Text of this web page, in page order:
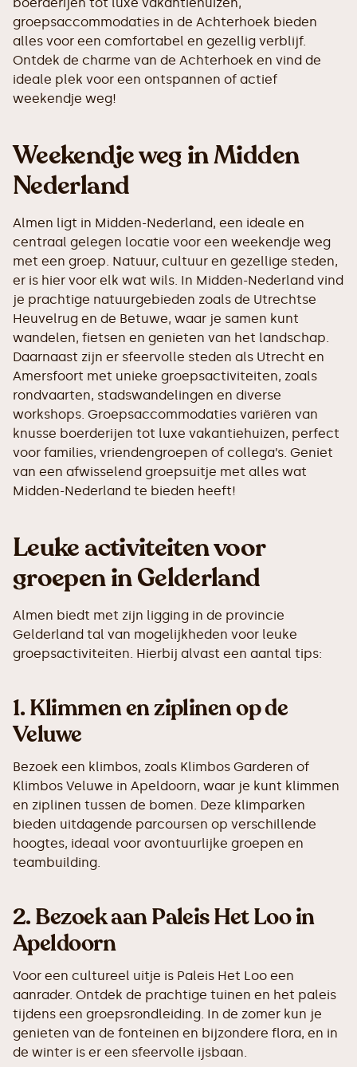
boerderijen tot luxe vakantiehuizen,
groepsaccommodaties in de Achterhoek bieden
alles voor een comfortabel en gezellig verblijf.
Ontdek de charme van de Achterhoek en vind de
ideale plek voor een ontspannen of actief
weekendje weg!
Weekendje weg in Midden
Nederland
Almen ligt in Midden-Nederland, een ideale en
centraal gelegen locatie voor een weekendje weg
met een groep. Natuur, cultuur en gezellige steden,
er is hier voor elk wat wils. In Midden-Nederland vind
je prachtige natuurgebieden zoals de Utrechtse
Heuvelrug en de Betuwe, waar je samen kunt
wandelen, fietsen en genieten van het landschap.
Daarnaast zijn er sfeervolle steden als Utrecht en
Amersfoort met unieke groepsactiviteiten, zoals
rondvaarten, stadswandelingen en diverse
workshops. Groepsaccommodaties variëren van
knusse boerderijen tot luxe vakantiehuizen, perfect
voor families, vriendengroepen of collega’s. Geniet
van een afwisselend groepsuitje met alles wat
Midden-Nederland te bieden heeft!
Leuke activiteiten voor
groepen in Gelderland
Almen biedt met zijn ligging in de provincie
Gelderland tal van mogelijkheden voor leuke
groepsactiviteiten. Hierbij alvast een aantal tips:
1.Klimmen en ziplinen op de
Veluwe
Bezoek een klimbos, zoals Klimbos Garderen of
Klimbos Veluwe in Apeldoorn, waar je kunt klimmen
en ziplinen tussen de bomen. Deze klimparken
bieden uitdagende parcoursen op verschillende
hoogtes, ideaal voor avontuurlijke groepen en
teambuilding.
2.Bezoek aan Paleis Het Loo in
Apeldoorn
Voor een cultureel uitje is Paleis Het Loo een
aanrader. Ontdek de prachtige tuinen en het paleis
tijdens een groepsrondleiding. In de zomer kun je
genieten van de fonteinen en bijzondere flora, en in
de winter is er een sfeervolle ijsbaan.